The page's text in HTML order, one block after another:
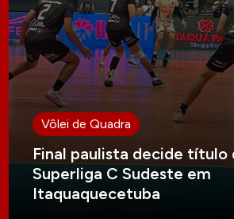
Vôlei de Quadra
Final paulista decide título
Superliga C Sudeste em
Itaquaquecetuba